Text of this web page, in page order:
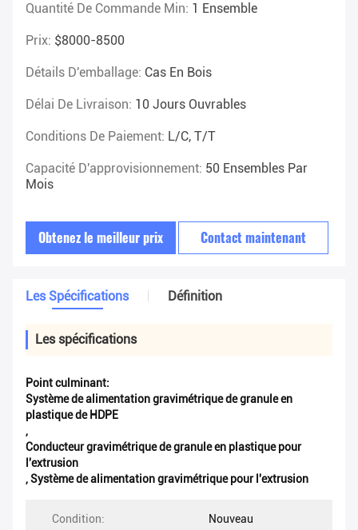
Quantité De Commande Min: 1 Ensemble
Prix: $8000-8500
Détails D'emballage: Cas En Bois
Délai De Livraison: 10 Jours Ouvrables
Conditions De Paiement: L/C, T/T
Capacité D'approvisionnement: 50 Ensembles Par
Mois
Obtenez le meilleur prix Contact maintenant
Les Spécifications Définition
Les spécifications
Point culminant:
Système de alimentation gravimétrique de granule en
plastique de HDPE
,
Conducteur gravimétrique de granule en plastique pour
l'extrusion
,Système de alimentation gravimétrique pour l'extrusion
Condition: Nouveau